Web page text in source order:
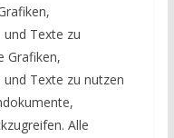
Texte zu
Grafiken,
Texte zu nutzen
Alle